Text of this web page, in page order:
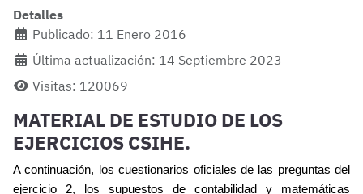
Detalles
Publicado: 11 Enero 2016
Última actualización: 14 Septiembre 2023
Visitas: 120069
MATERIAL DE ESTUDIO DE LOS
EJERCICIOS CSIHE.
A continuación, los cuestionarios oficiales de las preguntas del
ejercicio 2, los supuestos de contabilidad y matemáticas